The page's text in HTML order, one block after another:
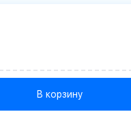
В корзину